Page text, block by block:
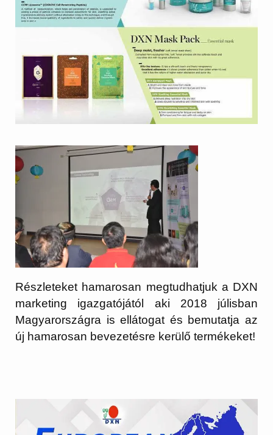
Részleteket hamarosan megtudhatjuk a DXN
marketing igazgatójától aki 2018 júlisban
Magyarországra is ellátogat és bemutatja az
új hamarosan bevezetésre kerülő termékeket!